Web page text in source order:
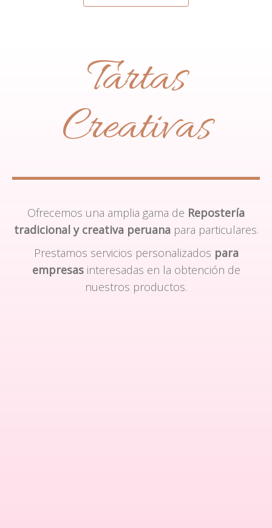
Tartas
Creativas
Ofrecemos una amplia gama de Repostería
tradicional y creativa peruanapara particulares.
Prestamos servicios personalizados para
empresasinteresadas en la obtención de
nuestros productos.